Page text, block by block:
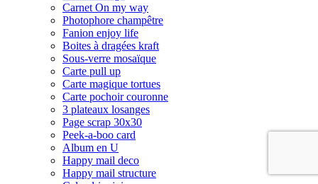
Carnet On my way
Photophore champêtre
Fanion enjoy life
Boites à dragées kraft
Sous-verre mosaïque
Carte pull up
Carte magique tortues
Carte pochoir couronne
3 plateaux losanges
Page scrap 30x30
Peek-a-boo card
Album en U
Happy mail deco
Happy mail structure